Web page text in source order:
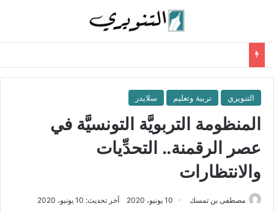
التنويري تربية وتعليم سلايدر
المنظومة التربويَّة التونسيَّة في
عصر الرقمنة.. التحدِّيات
والانتظارات
مصطفى بن تمسك 10 يونيو، 2020 آخر تحديث: 10 يونيو، 2020